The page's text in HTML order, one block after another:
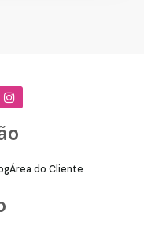
Área do Cliente